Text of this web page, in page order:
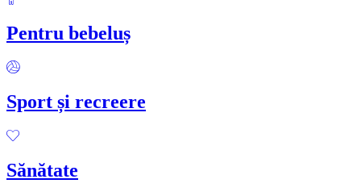
Pentru bebeluș
Sport și recreere
Sănătate